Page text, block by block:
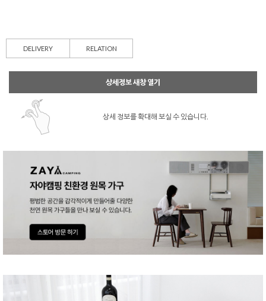
DELIVERY RELATION
상세정보 새창 열기
상세 정보를 확대해 보실 수 있습니다.